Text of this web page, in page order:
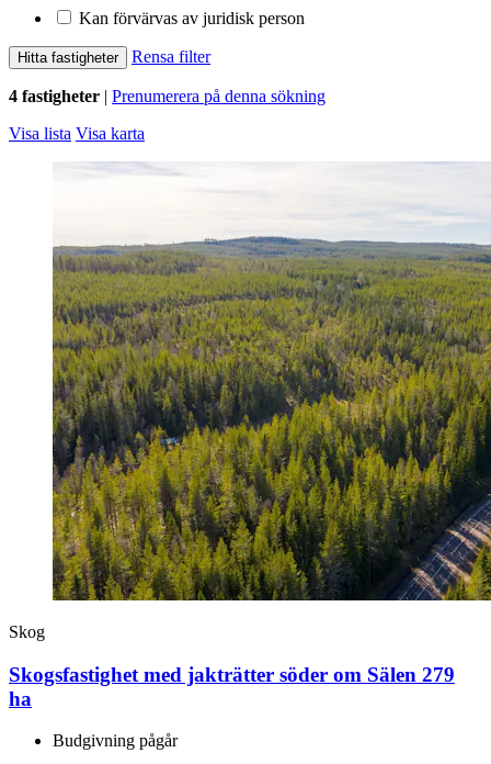
Kan förvärvas av juridisk person
Hitta fastigheter Rensa filter
4 fastigheter | Prenumerera på denna sökning
Visa lista Visa karta
Skog
Skogsfastighet med jakträtter söder om Sälen 279
ha
Budgivning pågår